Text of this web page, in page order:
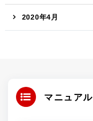
2020年4月
マニュアル